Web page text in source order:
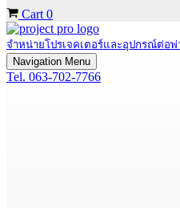
Cart 0
จำหน่ายโปรเจคเตอร์และอุปกรณ์ต่อพ่
Navigation Menu
Tel. 063-702-7766